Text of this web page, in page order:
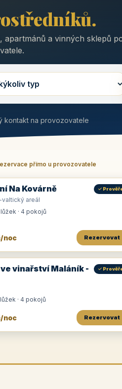
a vinných sklepů
kontakt na provozovatele
přímo u provozovatele
Na Kovárně ✓
valtický areál
lůžek · 4 pokojů
noc Rezervovat
vinařství Maláník -
✓
· 4 pokojů
noc Rezervovat